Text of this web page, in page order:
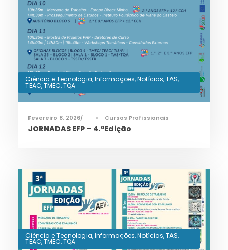
Ciência e Tecnologia,Informações,Notícias,TAS,
TEAC,TMEC,TQA
Fevereiro 8, 2026 • Cursos Profissionais
JORNADAS EFP – 4.ªEdição
Ciência e Tecnologia,Informações,Notícias,TAS,
TEAC,TMEC,TQA